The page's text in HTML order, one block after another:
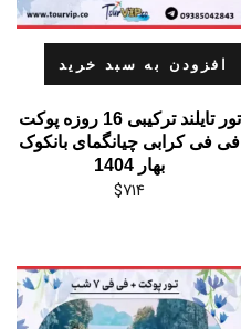
افزودن به سبد خرید
تور تایلند ترکیبی 16 روزه پوکت
فی فی کرابی چیانگمای بانکوک
بهار 1404
$714